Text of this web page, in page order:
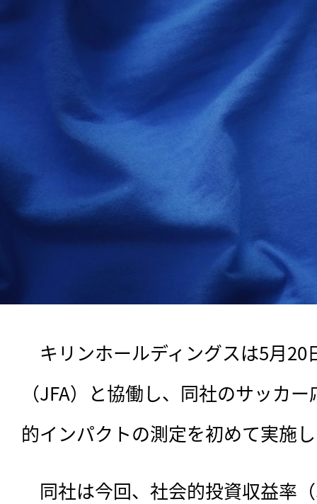
キリンホールディングスは5月20
（JFA）と協働し、同社のサッカ
的インパクトの測定を初めて実施
同社は今回、社会的投資収益率